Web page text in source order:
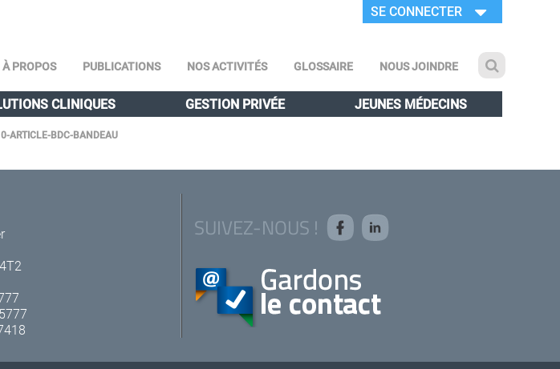
SE CONNECTER
À PROPOS PUBLICATIONS NOS ACTIVITÉS GLOSSAIRE NOUS JOINDRE
CLINIQUES GESTION PRIVÉE JEUNES MÉDECINS
ARTICLE-BDC-BANDEAU
SUIVEZ-NOUS !